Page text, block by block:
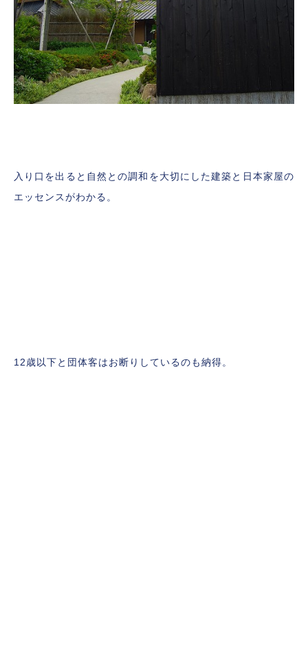
入り口を出ると自然との調和を大切にした建築と日本家屋の
エッセンスがわかる。
12歳以下と団体客はお断りしているのも納得。